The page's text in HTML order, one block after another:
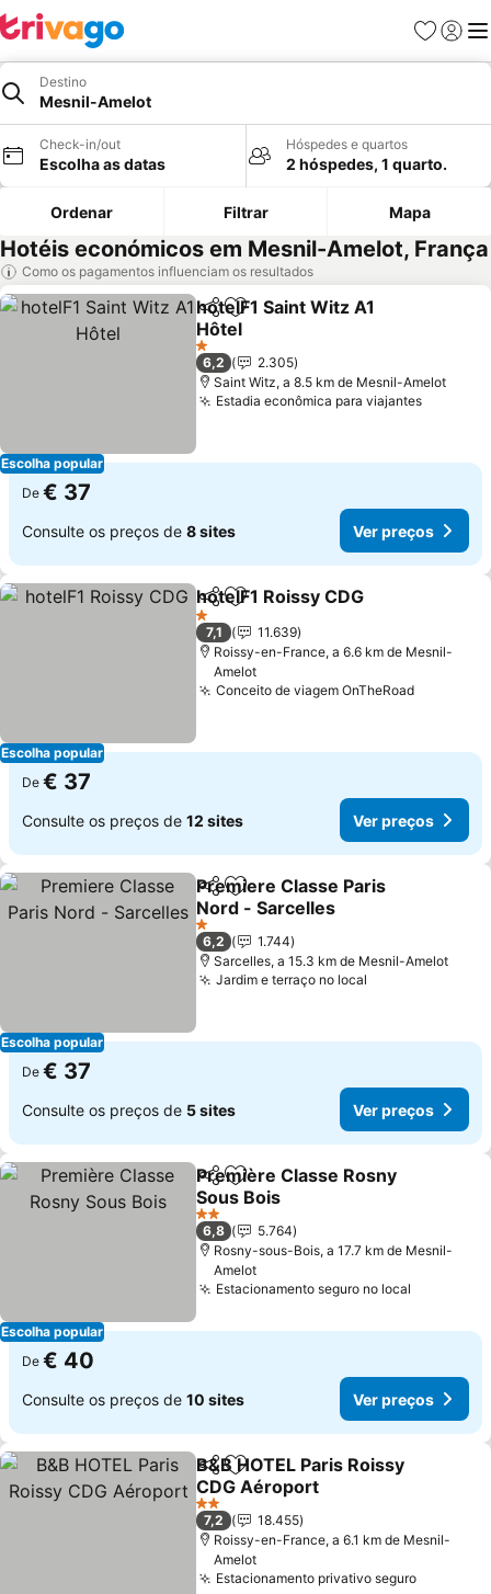
Favoritos
Iniciar
Destino
Mesnil-Amelot
Check-in/out
Escolha as datas
Hóspedes e quartos
2 hóspedes, 1 quarto.
Ordenar Filtrar Mapa
Hotéis económicos em Mesnil-Amelot, França
Como os pagamentos influenciam os resultados
Escolha popular
PartilharAdicionar aos favoritos
hotelF1 Saint Witz A1
Hôtel
Ver preços
1 Estrelas
6,2
2.305
Saint Witz, a 8.5 km de Mesnil-Amelot
Estadia econômica para viajantesVer
De € 37
Consulte os preços de 8 sites Ver preços
Escolha popular
PartilharAdicionar aos favoritos
hotelF1 Roissy CDG
1 Estrelas
7,1
11.639
Roissy-en-France, a 6.6 km de Mesnil-
Amelot
Conceito de viagem OnTheRoadVer
De € 37
Consulte os preços de 12 sites Ver preços
Escolha popular
PartilharAdicionar aos favoritos
Premiere Classe Paris
Nord - Sarcelles
Ver preços
1 Estrelas
6,2
1.744
Sarcelles, a 15.3 km de Mesnil-Amelot
Jardim e terraço no local
De € 37
Consulte os preços de 5 sites Ver preços
Escolha popular
PartilharAdicionar aos favoritos
Première Classe Rosny
Sous Bois
Ver preços
2 Estrelas
6,8
5.764
Rosny-sous-Bois, a 17.7 km de Mesnil-
Amelot
Estacionamento seguro no local
De € 40
Consulte os preços de 10 sites Ver preços
PartilharAdicionar aos favoritos
B&B HOTEL Paris Roissy
CDG Aéroport
Ver preços
2 Estrelas
7,2
18.455
Roissy-en-France, a 6.1 km de Mesnil-
Amelot
Estacionamento privativo seguroVer